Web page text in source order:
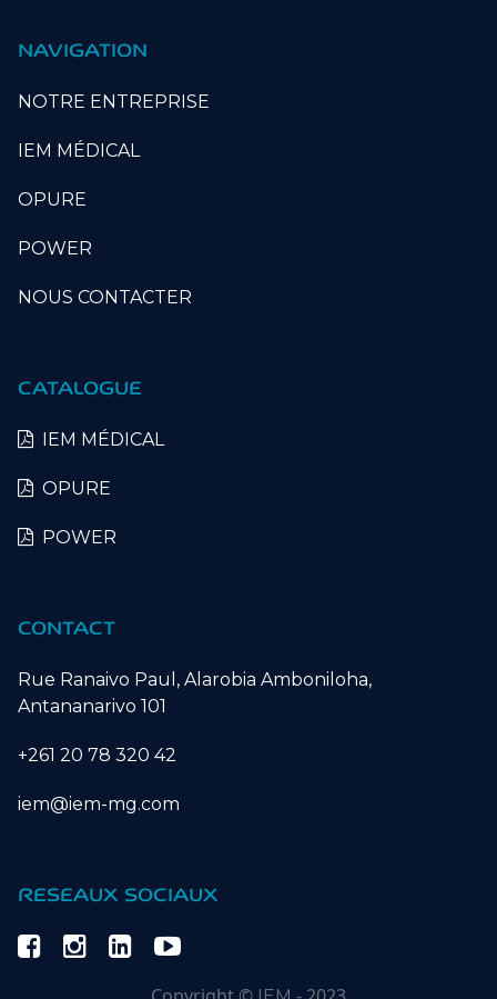
NAVIGATION
NOTRE ENTREPRISE
IEM MÉDICAL
OPURE
POWER
NOUS CONTACTER
CATALOGUE
IEM MÉDICAL
OPURE
POWER
CONTACT
Rue Ranaivo Paul, Alarobia Amboniloha,
Antananarivo 101
+261 20 78 320 42
iem@iem-mg.com
RESEAUX SOCIAUX